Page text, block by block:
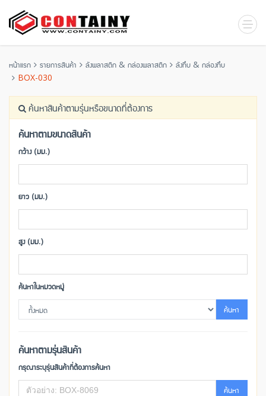
หน้าแรก รายการสินค้า ลังพลาสติก & กล่องพลาสติก
ลังทึบ & กล่องทึบ
BOX-030
ค้นหาสินค้าตามรุ่นหรือขนาดที่ต้องการ
ค้นหาตามขนาดสินค้า
กว้าง (มม.)
ยาว (มม.)
สูง (มม.)
ค้นหาในหมวดหมู่
ค้นหา
ค้นหาตามรุ่นสินค้า
กรุณาระบุรุ่นสินค้าที่ต้องการค้นหา
ค้นหา